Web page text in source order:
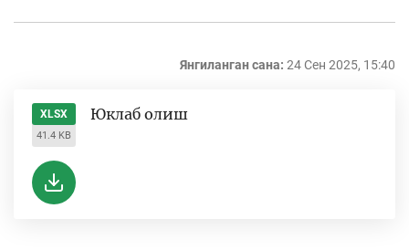
Янгиланган сана: 24 Сен 2025, 15:40
XLSX
41.4 KB
Юклаб олиш